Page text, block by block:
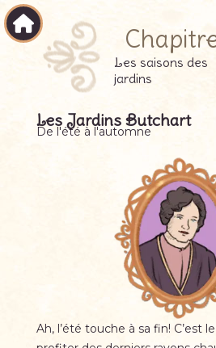
Passer
au
contenu
principal
Retourner
à
l'accueil
Les saisons des
jardins
Les Jardins Butchart
De l'été à l'automne
Ah, l’été touche à sa fin! C’est